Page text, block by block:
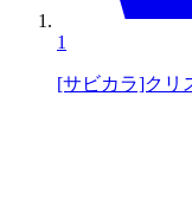
1
[サビカラ]クリ